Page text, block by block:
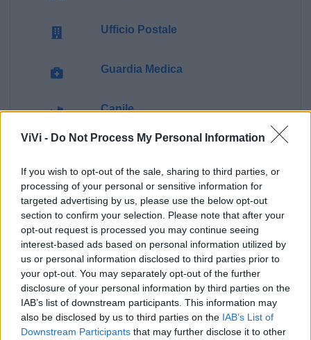
ViVi - Do Not Process My Personal Information
If you wish to opt-out of the sale, sharing to third parties, or
processing of your personal or sensitive information for
targeted advertising by us, please use the below opt-out
section to confirm your selection. Please note that after your
opt-out request is processed you may continue seeing
interest-based ads based on personal information utilized by
us or personal information disclosed to third parties prior to
your opt-out. You may separately opt-out of the further
disclosure of your personal information by third parties on the
IAB’s list of downstream participants. This information may
also be disclosed by us to third parties on the IAB’s List of
Downstream Participants that may further disclose it to other
Ufficio Postale
Guardia Medica
Canile
Pubblica illuminazione
Ecocentro e rifiuti